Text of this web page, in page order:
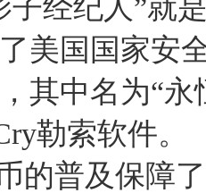
子经纪人”就
美国国家安
其中名为“
勒索软件。
的普及保障